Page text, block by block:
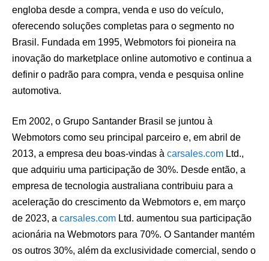
engloba desde a compra, venda e uso do veículo,
oferecendo soluções completas para o segmento no
Brasil. Fundada em 1995, Webmotors foi pioneira na
inovação do marketplace online automotivo e continua a
definir o padrão para compra, venda e pesquisa online
automotiva.
Em 2002, o Grupo Santander Brasil se juntou à
Webmotors como seu principal parceiro e, em abril de
2013, a empresa deu boas-vindas à carsales.com Ltd.,
que adquiriu uma participação de 30%. Desde então, a
empresa de tecnologia australiana contribuiu para a
aceleração do crescimento da Webmotors e, em março
de 2023, a carsales.com Ltd. aumentou sua participação
acionária na Webmotors para 70%. O Santander mantém
os outros 30%, além da exclusividade comercial, sendo o